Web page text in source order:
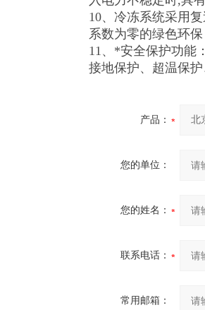
10、冷冻系统采用
系数为零的绿色环
11、*安全保护功能
接地保护、超温保
产品：
您的单位：
您的姓名：
联系电话：
常用邮箱：